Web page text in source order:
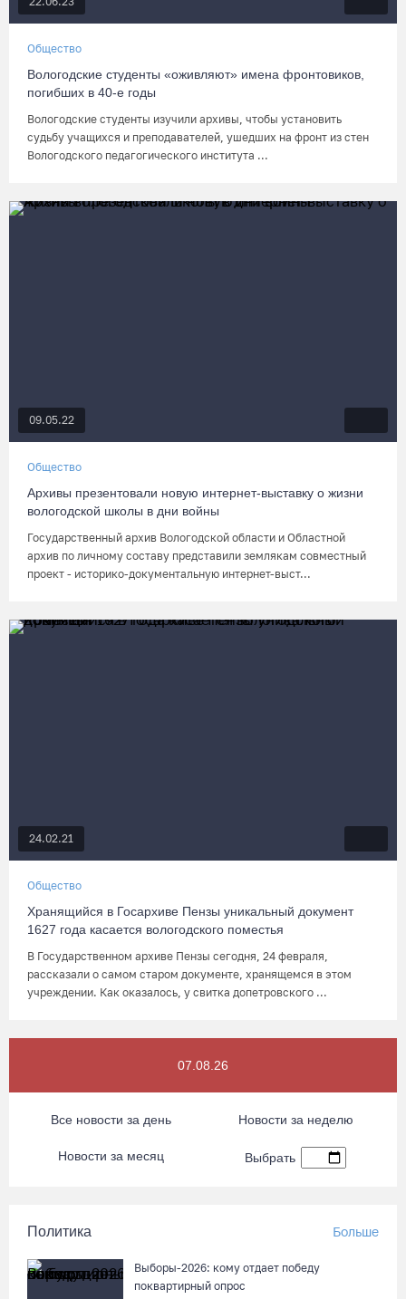
Общество
Вологодские студенты «оживляют» имена фронтовиков,
погибших в 40-е годы
Вологодские студенты изучили архивы, чтобы установить
судьбу учащихся и преподавателей, ушедших на фронт из стен
Вологодского педагогического института ...
09.05.22
Общество
Архивы презентовали новую интернет-выставку о жизни
вологодской школы в дни войны
Государственный архив Вологодской области и Областной
архив по личному составу представили землякам совместный
проект - историко-документальную интернет-выст...
24.02.21
Общество
Хранящийся в Госархиве Пензы уникальный документ
1627 года касается вологодского поместья
В Государственном архиве Пензы сегодня, 24 февраля,
рассказали о самом старом документе, хранящемся в этом
учреждении. Как оказалось, у свитка допетровского ...
07.08.26
Все новости за день Новости за неделю
Новости за месяц Выбрать
Политика Больше
Выборы-2026: кому отдает победу
поквартирный опрос